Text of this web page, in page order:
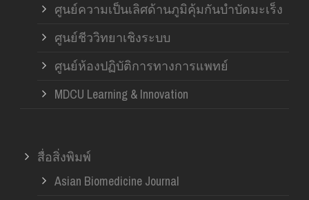
ศูนย์ความเป็นเลิศด้านภูมิคุ้มกันบำบัดมะเร็ง
ศูนย์ชีววิทยาเชิงระบบ
ศูนย์ห้องปฏิบัติการทางการแพทย์
MDCU Learning & Innovation
สื่อสิ่งพิมพ์
Asian Biomedicine Journal